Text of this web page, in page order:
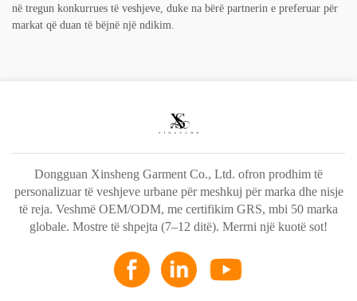
në tregun konkurrues të veshjeve, duke na bërë partnerin e preferuar për
markat që duan të bëjnë një ndikim.
Dongguan Xinsheng Garment Co., Ltd. ofron prodhim të
personalizuar të veshjeve urbane për meshkuj për marka dhe nisje
të reja. Veshmë OEM/ODM, me certifikim GRS, mbi 50 marka
globale. Mostre të shpejta (7–12 ditë). Merrni një kuotë sot!